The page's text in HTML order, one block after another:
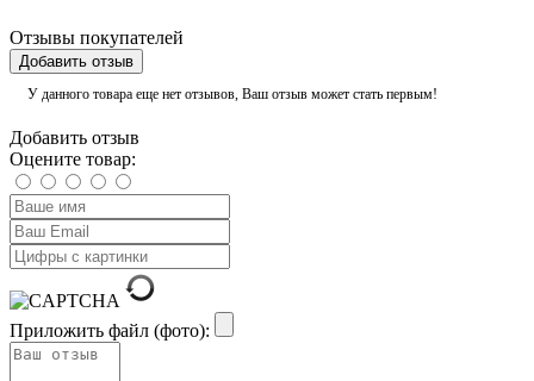
Отзывы покупателей
Добавить отзыв
У данного товара еще нет отзывов, Ваш отзыв может стать первым!
Добавить отзыв
Оцените товар:
Приложить файл (фото):